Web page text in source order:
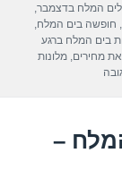
לים המלח בדצמבר,
, חופשה בים המלח,
בים המלח ברגע
מחירים,מלונות
–